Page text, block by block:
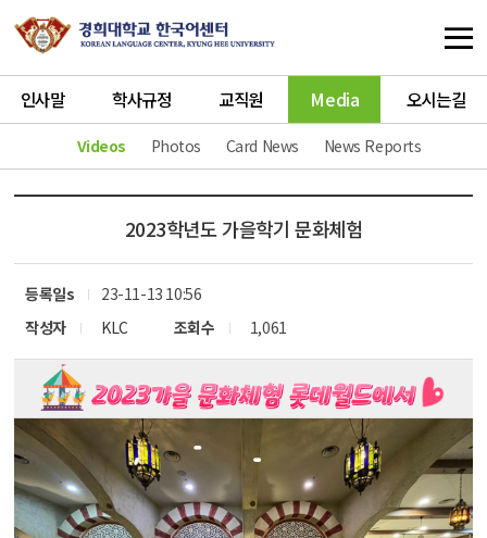
인사말 학사규정 교직원 Media
Videos Photos Card News News Reports
오시는길
2023학년도 가을학기 문화체험
등록일s
23-11-13 10:56
작성자
KLC 조회수 1,061